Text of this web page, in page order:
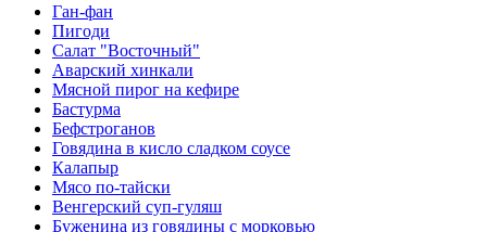
Ган-фан
Пигоди
Салат "Восточный"
Аварский хинкали
Мясной пирог на кефире
Бастурма
Бефстроганов
Говядина в кисло сладком соусе
Калапыр
Мясо по-тайски
Венгерский суп-гуляш
Буженина из говядины с морковью